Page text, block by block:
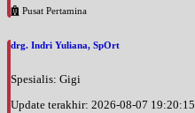
Pusat Pertamina
drg. Indri Yuliana, SpOrt
Spesialis: Gigi
Update terakhir: 2026-08-07 19:20:15